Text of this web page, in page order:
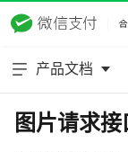
产品文档
图片请求接